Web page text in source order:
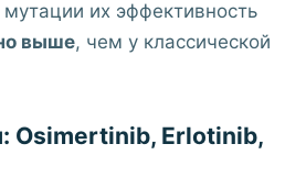
их эффективность
выше, чем у классической
Osimertinib, Erlotinib,